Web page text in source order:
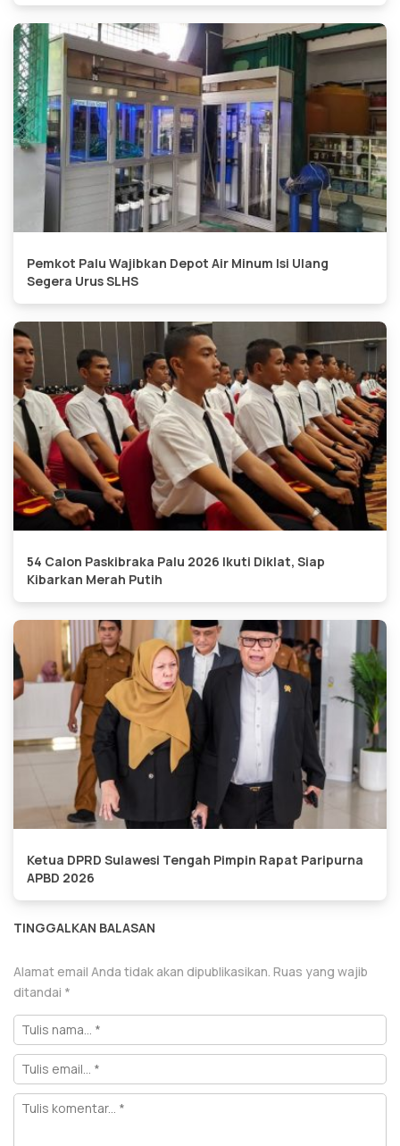
Pemkot Palu Wajibkan Depot Air Minum Isi Ulang
Segera Urus SLHS
54 Calon Paskibraka Palu 2026 Ikuti Diklat, Siap
Kibarkan Merah Putih
Ketua DPRD Sulawesi Tengah Pimpin Rapat Paripurna
APBD 2026
TINGGALKAN BALASAN
Alamat email Anda tidak akan dipublikasikan. Ruas yang wajib
ditandai *